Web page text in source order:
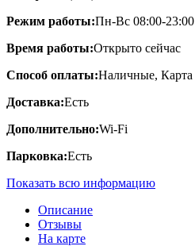
Режим работы:Пн-Вс 08:00-23:00
Время работы:Открыто сейчас
Способ оплаты:Наличные, Карта
Доставка:Есть
Дополнительно:Wi-Fi
Парковка:Есть
Показать всю информацию
Описание
Отзывы
На карте